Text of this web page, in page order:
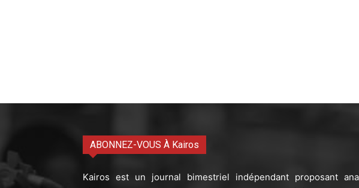
ABONNEZ-VOUS À Kairos
Kairos est un journal bimestriel indépendant proposant